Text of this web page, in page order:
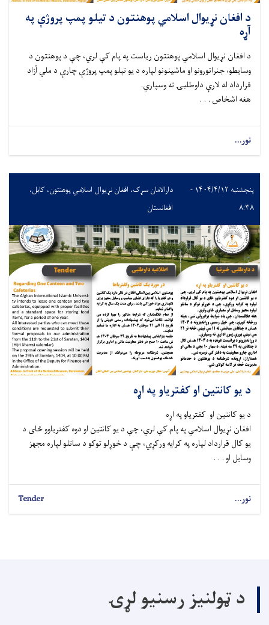
د افغان نړیوال اسلامي پوهنتون د تیلو پمپ پروژې په
آړه
د افغان نړیوال اسلامي پوهنتون ریاست په پام کې لري، چې د پوهنتون د
وسایطو، جنراتورونو او ماشینونو لپاره د یو تېلو پمپ پروژې چارې د ملي آزاد
قرارداد له لارې داوطلبۍ ته وسپاري.
هغه اشخاص . . .
نور...
پنجشنبه ۱۴۰۴/۴/۱۲ -
۸:۳۸
دارالامان سړک، افغان نړیوال اسلامي پوهنتون، کابل،
افغانستان
د یو کانتین او کفتریاو په اړه
د یو کانتین او کفتریاو په اړه
افغان نړیوال اسلامي په پام کې لري، چې د یو کانتین او دوه کفتریاوو ځای د
یو کال قرارداد لپاره په کرایه ورکړي، چې د خوړلو توکو د ساتلو لپاره مجهز
وسایل او . . .
نور... Tender
د ټولنیز رسنیو لړۍ